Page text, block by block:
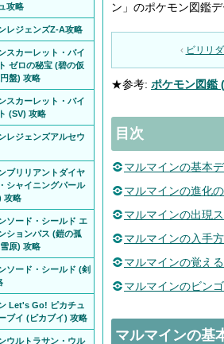
ン」のポケモン図鑑デ
‹ ビリリ
★参考: ポケモン図鑑
目次
マルマインの基本
マルマインの進化
マルマインの出現
マルマインの入手
マルマインの覚え
マルマインのビン
マルマインの基
攻略
レジェンズZ-A攻略
スカーレット・バイ
ゼロの秘宝 (碧の仮
盤) 攻略
スカーレット・バイ
(SV) 攻略
レジェンズアルセウ
ブリリアントダイヤ
シャイニングパール
攻略
ソード・シールド エ
ションパス (鎧の孤
原) 攻略
ソード・シールド (剣
Let's Go! ピカチュ
ブイ (ピカブイ) 攻略
ウルトラサン・ウル